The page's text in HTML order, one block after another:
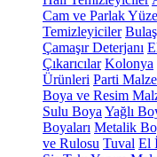
Cam ve Parlak
Temizleyiciler
Çamaşır Deterjanı
Çıkarıcılar Kolonya
Ürünleri Parti
Boya ve Resim
Sulu Boya Yağlı
Boyaları Metalik
ve Rulosu Tuval El